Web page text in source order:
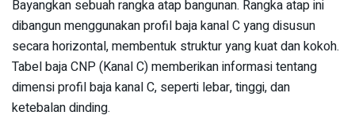
Bayangkan sebuah rangka atap bangunan. Rangka atap ini
dibangun menggunakan profil baja kanal C yang disusun
secara horizontal, membentuk struktur yang kuat dan kokoh.
Tabel baja CNP (Kanal C) memberikan informasi tentang
dimensi profil baja kanal C, seperti lebar, tinggi, dan
ketebalan dinding.